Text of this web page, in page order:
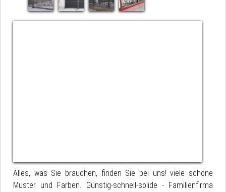
Alles, was Sie brauchen, finden Sie bei uns! viele schöne
Muster und Farben. Günstig-schnell-solide - Familienfirma